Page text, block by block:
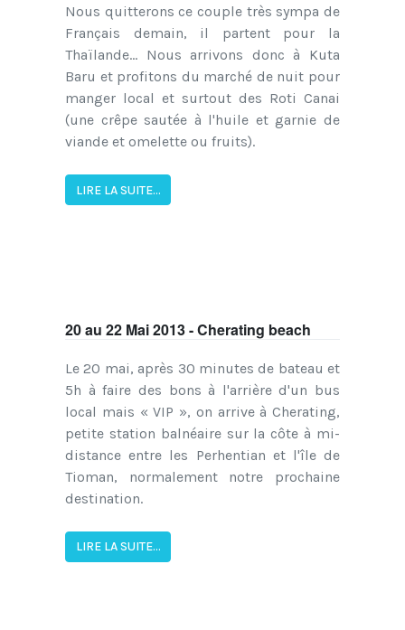
Nous quitterons ce couple très sympa de
Français demain, il partent pour la
Thaïlande... Nous arrivons donc à Kuta
Baru et profitons du marché de nuit pour
manger local et surtout des Roti Canai
(une crêpe sautée à l'huile et garnie de
viande et omelette ou fruits).
LIRE LA SUITE...
20 au 22 Mai 2013 - Cherating beach
Le 20 mai, après 30 minutes de bateau et
5h à faire des bons à l'arrière d'un bus
local mais « VIP », on arrive à Cherating,
petite station balnéaire sur la côte à mi-
distance entre les Perhentian et l'île de
Tioman, normalement notre prochaine
destination.
LIRE LA SUITE...